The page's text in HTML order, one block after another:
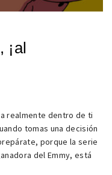
¡al
realmente dentro de ti
tomas una decisión
porque la serie
del Emmy, está